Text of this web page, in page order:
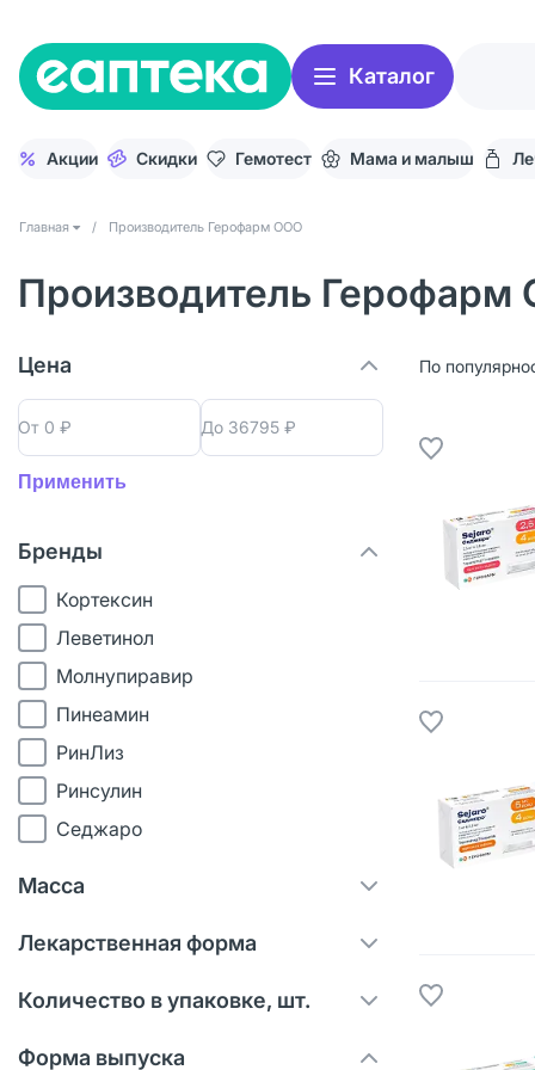
Каталог
Акции Скидки Гемотест Мама и малыш
Главная / Производитель Герофарм ООО
Производитель Герофарм
Цена
От 0 ₽ До 36795 ₽
Применить
Бренды
Кортексин
Леветинол
Молнупиравир
Пинеамин
РинЛиз
Ринсулин
Седжаро
Масса
3
10
Лекарственная форма
лиофилизат д/приг раствора для в/
Количество в упаковке, шт.
Форма выпуска
По